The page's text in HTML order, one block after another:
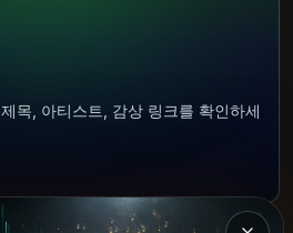
목, 아티스트, 감상 링크를 확인하세